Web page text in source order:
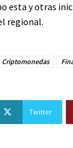
esta y otras
regional.
Criptomonedas
Twitter